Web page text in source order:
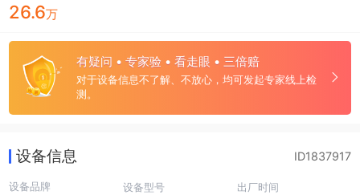
26.6万
有疑问 • 专家验 • 看走眼 • 三倍赔
对于设备信息不了解、不放心，均可发起专家线上检
测。
设备信息 ID1837917
设备品牌 设备型号 出厂时间